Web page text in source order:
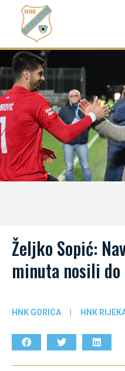
Željko Sopić:
minuta nosili do
HNK GORICA | HNK